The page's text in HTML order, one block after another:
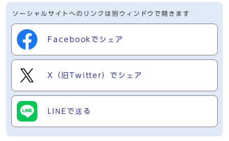
ソーシャルサイトへのリンクは別ウィンドウで開きます
Facebookでシェア
X（旧Twitter）でシェア
LINEで送る